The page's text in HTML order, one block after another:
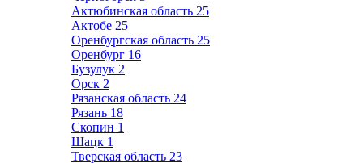
Актюбинская область 25
Актобе 25
Оренбургская область 25
Оренбург 16
Бузулук 2
Орск 2
Рязанская область 24
Рязань 18
Скопин 1
Шацк 1
Тверская область 23